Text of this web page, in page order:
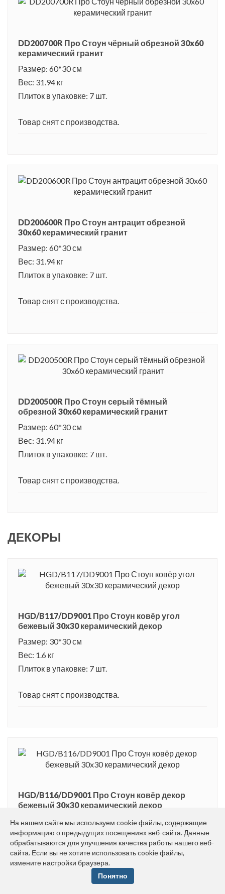
DD200700R Про Стоун чёрный обрезной 30x60
керамический гранит
Размер: 60*30 см
Вес: 31.94 кг
Плиток в упаковке: 7 шт.
Товар снят с производства.
DD200600R Про Стоун антрацит обрезной
30x60 керамический гранит
Размер: 60*30 см
Вес: 31.94 кг
Плиток в упаковке: 7 шт.
Товар снят с производства.
DD200500R Про Стоун серый тёмный
обрезной 30x60 керамический гранит
Размер: 60*30 см
Вес: 31.94 кг
Плиток в упаковке: 7 шт.
Товар снят с производства.
ДЕКОРЫ
HGD/B117/DD9001 Про Стоун ковёр угол
бежевый 30x30 керамический декор
Размер: 30*30 см
Вес: 1.6 кг
Плиток в упаковке: 7 шт.
Товар снят с производства.
HGD/B116/DD9001 Про Стоун ковёр декор
бежевый 30x30 керамический декор
Размер: 30*30 см
Вес: 1.6 кг
Плиток в упаковке: 7 шт.
Товар снят с производства.
На нашем сайте мы используем cookie файлы, содержащие
информацию о предыдущих посещениях веб-сайта. Данные
обрабатываются для улучшения качества работы нашего веб-
сайта. Если вы не хотите использовать cookie файлы,
измените настройки браузера.
Понятно